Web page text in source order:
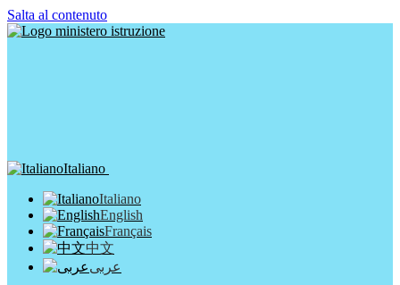
Salta al contenuto
Italiano
Italiano
English
Français
中文
عربى